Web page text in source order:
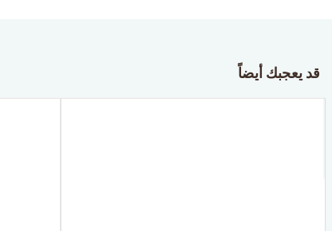
قد يعجبك أيضاً